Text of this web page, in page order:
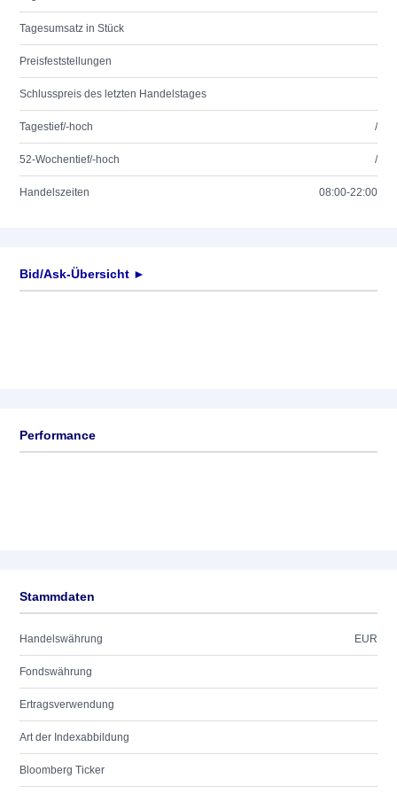
Tagesumsatz in Stück
Preisfeststellungen
Schlusspreis des letzten Handelstages
Tagestief/-hoch /
52-Wochentief/-hoch /
Handelszeiten 08:00-22:00
Bid/Ask-Übersicht ►
Performance
Stammdaten
Handelswährung EUR
Fondswährung
Ertragsverwendung
Art der Indexabbildung
Bloomberg Ticker